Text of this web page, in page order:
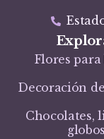
Flores para
Decoración
Chocolates,
globos